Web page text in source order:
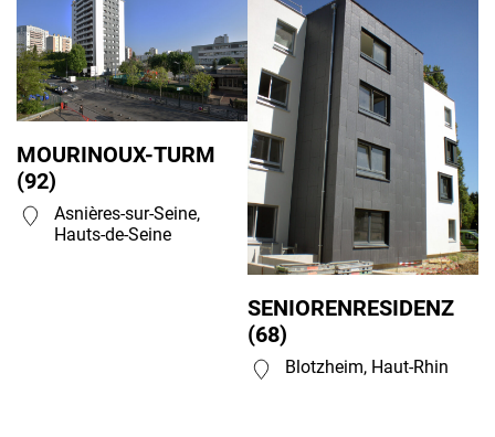
MOURINOUX-TURM
(92)
Asnières-sur-Seine,
Hauts-de-Seine
SENIORENRESIDENZ
(68)
Blotzheim, Haut-Rhin